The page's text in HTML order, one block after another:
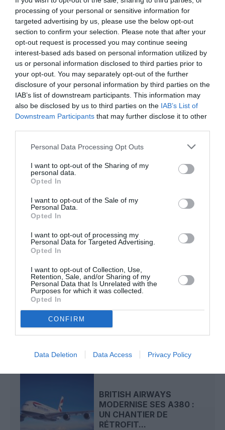
processing of your personal or sensitive information for
targeted advertising by us, please use the below opt-out
section to confirm your selection. Please note that after your
opt-out request is processed you may continue seeing
interest-based ads based on personal information utilized by
us or personal information disclosed to third parties prior to
your opt-out. You may separately opt-out of the further
disclosure of your personal information by third parties on the
IAB’s list of downstream participants. This information may
also be disclosed by us to third parties on the IAB’s List of
Downstream Participants that may further disclose it to other
Personal Data Processing Opt Outs
I want to opt-out of the Sharing of my
personal data.
Opted In
I want to opt-out of the Sale of my
Personal Data.
Opted In
I want to opt-out of processing my
Personal Data for Targeted Advertising.
Opted In
I want to opt-out of Collection, Use,
Retention, Sale, and/or Sharing of my
Personal Data that Is Unrelated with the
Purposes for which it was collected.
Opted In
CONFIRM
Data Deletion Data Access Privacy Policy
DERNIERS COMMENTAIRES
atplhkt a commenté l'article :
Contrôles aux frontières entre l’Espagne et l’Italie : des
arrivées plus longues, des correspondances à risque
Pyramides, croisières et mer Rouge : l’Égypte mise sur
une saison record malgré le contexte géopolitique
LES « VRAIS » SIÈGES
HUBLOT EN CLASSE...
BRITISH AIRWAYS
MODERNISE SES A380 :
UN CHANTIER DE
RÉTROFIT...